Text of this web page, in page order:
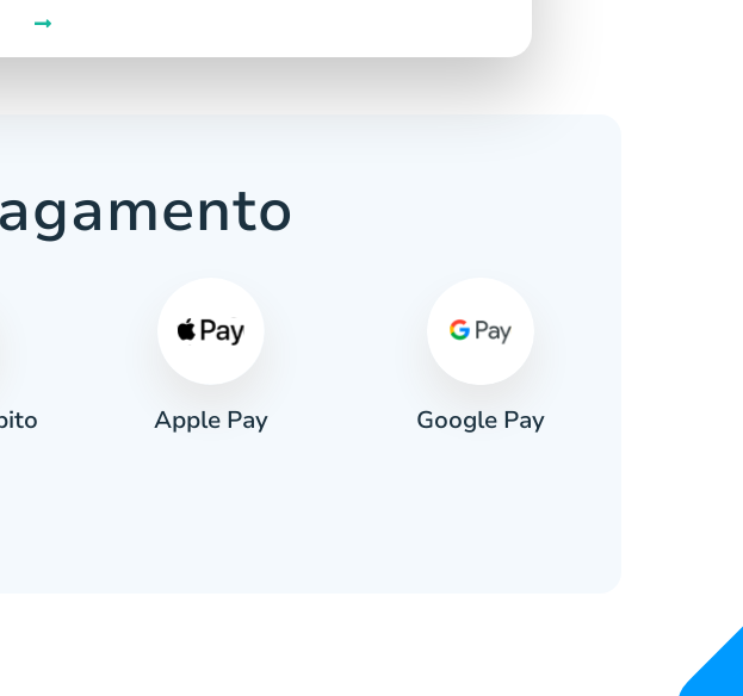
Apple Pay Google Pay